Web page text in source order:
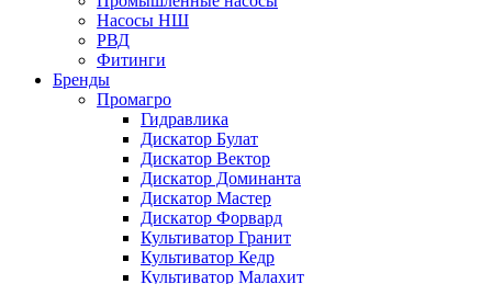
Насосы НШ
РВД
Фитинги
Бренды
Промагро
Гидравлика
Дискатор Булат
Дискатор Вектор
Дискатор Доминанта
Дискатор Мастер
Дискатор Форвард
Культиватор Гранит
Культиватор Кедр
Культиватор Малахит